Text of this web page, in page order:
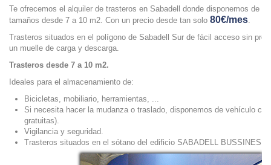
Te ofrecemos el alquiler de trasteros en Sabadell donde disponemos de
tamaños desde 7 a 10 m2. Con un precio desde tan solo 80€/mes.
Trasteros situados en el polígono de Sabadell Sur de fácil acceso sin
un muelle de carga y descarga.
Trasteros desde 7 a 10 m2.
Ideales para el almacenamiento de:
Bicicletas, mobiliario, herramientas, ...
Si necesita hacer la mudanza o traslado, disponemos de vehículo
gratuitas).
Vigilancia y seguridad.
Trasteros situados en el sótano del edificio SABADELL BUSSINES